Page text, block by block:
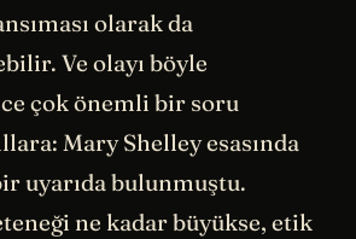
olarak da
Ve olayı böyle
çok önemli bir soru
Mary Shelley esasında
uyarıda bulunmuştu.
ne kadar büyükse, etik